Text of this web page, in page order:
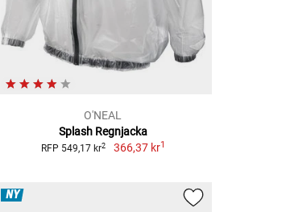
O'NEAL
Splash Regnjacka
RFP 549,17 kr2 366,37 kr1
NY